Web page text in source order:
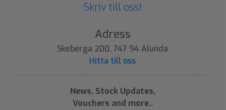
Skriv till oss!
Adress
Skeberga 200, 747 94 Alunda
Hitta till oss
News, Stock Updates,
Vouchers and more..